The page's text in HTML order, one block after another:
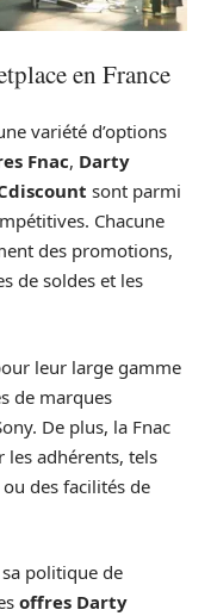
en France
variété d’options
Fnac, Darty
sont parmi
Chacune
des promotions,
de soldes et les
leur large gamme
de marques
De plus, la Fnac
les adhérents, tels
des facilités de
politique de
offres Darty